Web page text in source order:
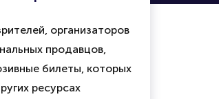
организаторов
продавцов,
билеты, которых
ресурсах